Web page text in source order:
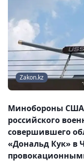
Zakon.kz
Минобороны США
российского
совершившего
«Дональд Кук» в